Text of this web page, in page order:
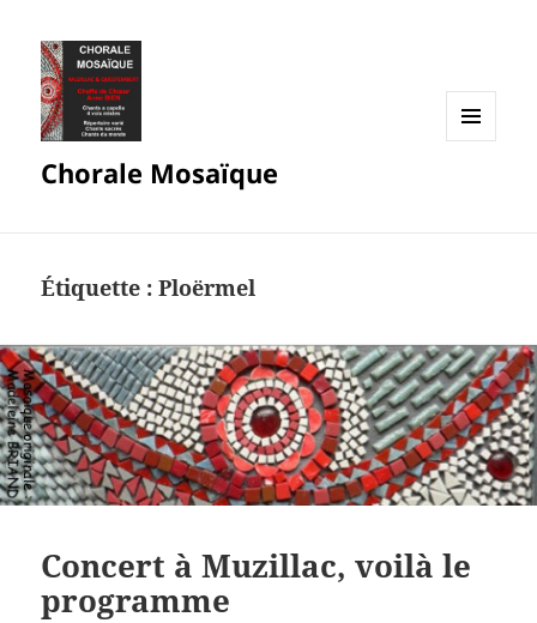
Chorale Mosaïque
Étiquette :Ploërmel
Concert à Muzillac, voilà le
programme